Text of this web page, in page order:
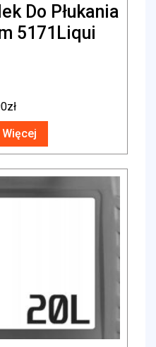
Do Płukania
5171Liqui
zł